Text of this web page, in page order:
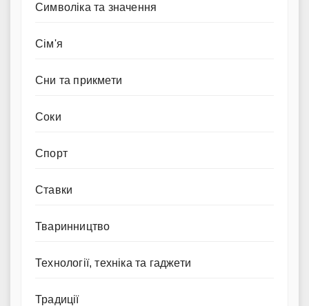
Символіка та значення
Сім'я
Сни та прикмети
Соки
Спорт
Ставки
Тваринництво
Технології, техніка та гаджети
Традиції